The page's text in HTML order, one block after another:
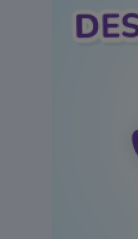
Où écouter Radio Pitchoun ?